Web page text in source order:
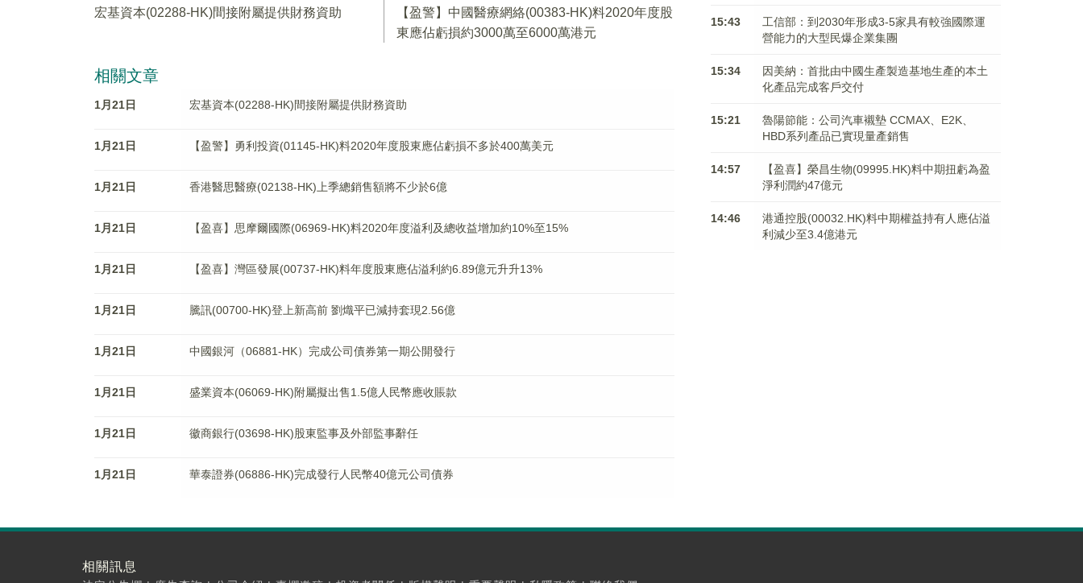
宏基資本(02288-HK)間接附屬提供財務資助
【盈警】中國醫療網絡(00383-HK)料2020年度股
東應佔虧損約3000萬至6000萬港元
相關文章
1月21日 宏基資本(02288-HK)間接附屬提供財務資助
1月21日 【盈警】勇利投資(01145-HK)料2020年度股東應佔虧損不多於400萬美元
1月21日 香港醫思醫療(02138-HK)上季總銷售額將不少於6億
1月21日 【盈喜】思摩爾國際(06969-HK)料2020年度溢利及總收益增加約10%至15%
1月21日 【盈喜】灣區發展(00737-HK)料年度股東應佔溢利約6.89億元升升13%
1月21日 騰訊(00700-HK)登上新高前 劉熾平已減持套現2.56億
1月21日 中國銀河（06881-HK）完成公司債券第一期公開發行
1月21日 盛業資本(06069-HK)附屬擬出售1.5億人民幣應收賬款
1月21日 徽商銀行(03698-HK)股東監事及外部監事辭任
1月21日 華泰證券(06886-HK)完成發行人民幣40億元公司債券
15:43
工信部：到2030年形成3-5家具有較強國際運
營能力的大型民爆企業集團
15:34
因美納：首批由中國生產製造基地生產的本土
化產品完成客戶交付
15:21
魯陽節能：公司汽車襯墊 CCMAX、E2K、
HBD系列產品已實現量產銷售
14:57
【盈喜】榮昌生物(09995.HK)料中期扭虧為盈
淨利潤約47億元
14:46
港通控股(00032.HK)料中期權益持有人應佔溢
利減少至3.4億港元
相關訊息